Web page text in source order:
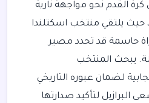
كرة القدم نحو مواجهة نارية
حيث يلتقي منتخب اسكتلندا
حاسمة قد تحدد مصير
يبحث المنتخب
لضمان عبوره التاريخي
حين تسعى البرازيل لتأكيد صدارتها